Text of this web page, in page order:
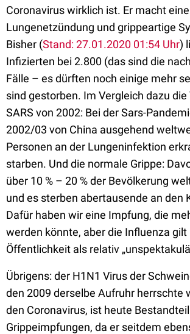
Coronavirus wirklich ist. Er macht eine
Lungenetzündung und grippeartige
Bisher (Stand: 27.01.2020 01:54 Uhr)
Infizierten bei 2.800 (das sind die
Fälle – es dürften noch einige mehr
sind gestorben. Im Vergleich dazu die
SARS von 2002: Bei der Sars-
2002/03 von China ausgehend
Personen an der Lungeninfektion
starben. Und die normale Grippe:
über 10 % – 20 % der Bevölkerung
und es sterben abertausende an den
Dafür haben wir eine Impfung, die
werden könnte, aber die Influenza gilt
Öffentlichkeit als relativ
Übrigens: der H1N1 Virus der
den 2009 derselbe Aufruhr herrschte
den Coronavirus, ist heute
Grippeimpfungen, da er seitdem